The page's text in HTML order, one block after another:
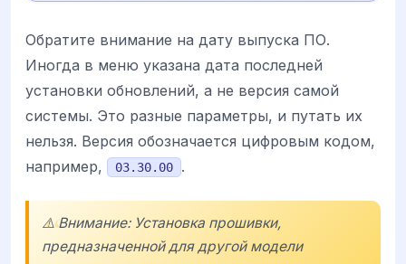
Обратите внимание на дату выпуска ПО.
Иногда в меню указана дата последней
установки обновлений, а не версия самой
системы. Это разные параметры, и путать их
нельзя. Версия обозначается цифровым кодом,
например,
03.30.00 .
⚠️ Внимание: Установка прошивки,
предназначенной для другой модели